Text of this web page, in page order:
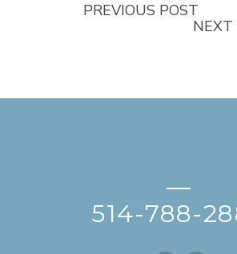
PREVIOUS POST
NEXT
—
514-788-